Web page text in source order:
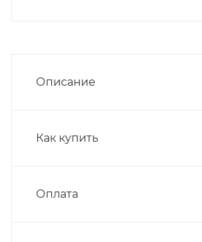
Описание
Как купить
Оплата